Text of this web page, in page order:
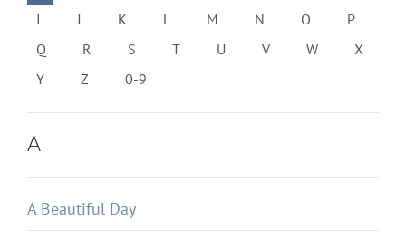
I
J K L M N O
P
Q
R S T U V W
X
Y
Z 0-9
A
A Beautiful Day